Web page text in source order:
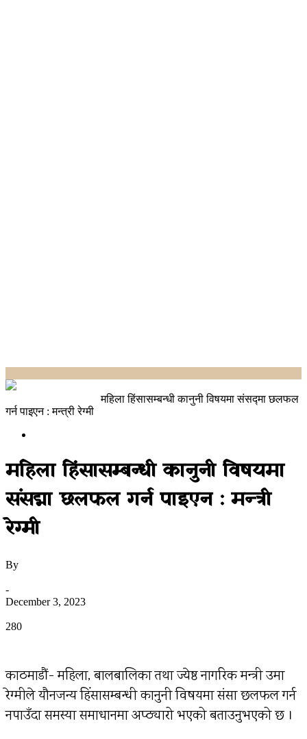
महिला हिंसासम्बन्धी कानुनी विषयमा संसद्मा छलफल
गर्न पाइएन : मन्त्री रेग्मी
महिला हिंसासम्बन्धी कानुनी विषयमा
संसद्मा छलफल गर्न पाइएन : मन्त्री
रेग्मी
By
-
December 3, 2023
280
काठमाडौं- महिला, बालबालिका तथा ज्येष्ठ नागरिक मन्त्री उमा
रेग्मीले यौनजन्य हिंसासम्बन्धी कानुनी विषयमा संसद्मा छलफल गर्न
नपाउँदा समस्या समाधानमा अप्ठ्यारो भएको बताउनुभएको छ ।